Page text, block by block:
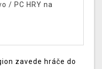
/ PC HRY na
zavede hráče do